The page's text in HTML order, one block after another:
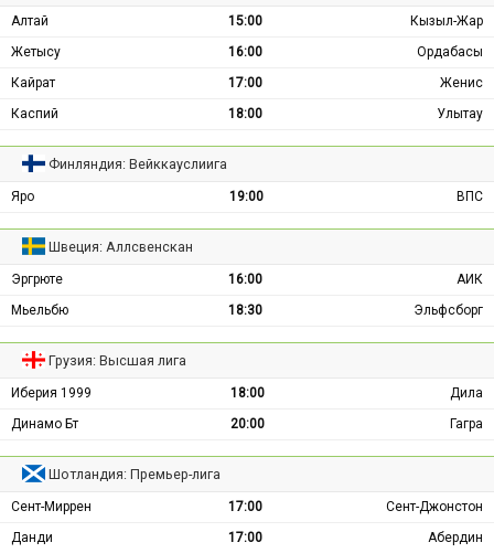
Алтай 15:00
Кызыл-Жар
Жетысу
16:00
Ордабасы
Кайрат
17:00
Женис
Каспий
18:00 Улытау
Финляндия: Вейккауслиига
Яро 19:00 ВПС
Швеция: Аллсвенскан
Эргрюте 16:00
АИК
Мьельбю
18:30 Эльфсборг
Грузия: Высшая лига
Иберия 1999 18:00
Дила
Динамо Бт
20:00 Гагра
Шотландия: Премьер-лига
Сент-Миррен 17:00
Сент-Джонстон
Данди
17:00 Абердин